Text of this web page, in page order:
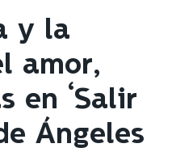
y la
amor,
en ‘Salir
Ángeles